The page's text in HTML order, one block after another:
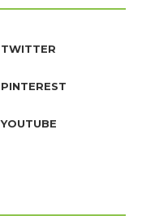
TWITTER
PINTEREST
YOUTUBE